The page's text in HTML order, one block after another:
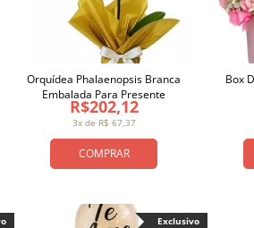
COMPRAR
3x de R$ 67,37
R$202,12
Orquídea Phalaenopsis Branca
Embalada Para Presente
Box
Exclusivo